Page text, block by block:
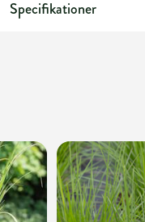
Specifikationer